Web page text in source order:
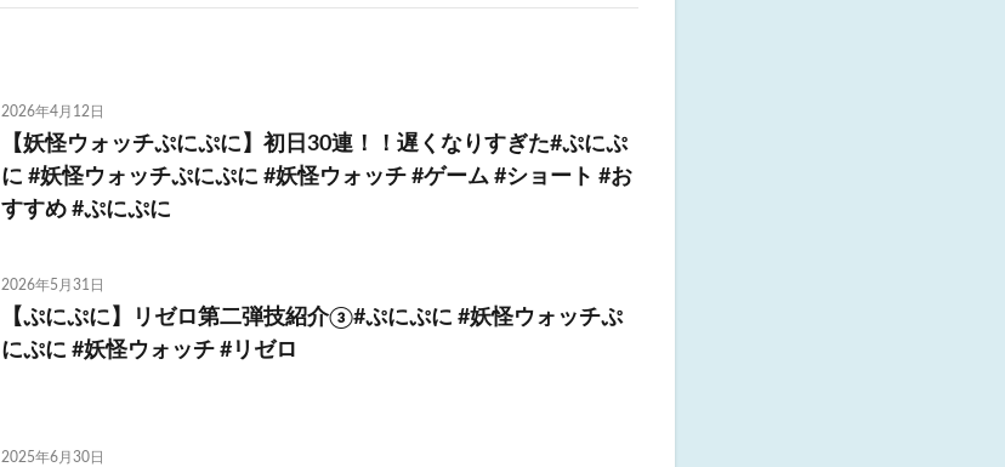
2026年4月12日
【妖怪ウォッチぷにぷに】初日30連！！遅くなりすぎた#ぷにぷ
に #妖怪ウォッチぷにぷに #妖怪ウォッチ #ゲーム #ショート #お
すすめ #ぷにぷに
2026年5月31日
【ぷにぷに】リゼロ第二弾技紹介③#ぷにぷに #妖怪ウォッチぷ
にぷに #妖怪ウォッチ #リゼロ
2025年6月30日